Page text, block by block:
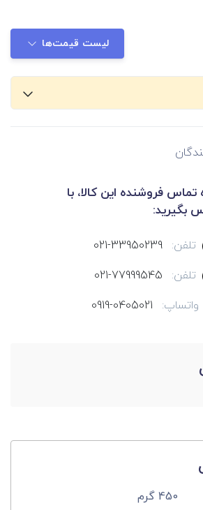
لیست قیمت‌ها
فروشنده این کالا، با
بگیرید:
تلفن:
021-33950239
تلفن:
021-77999545
واتساپ:
0919-0405021
450 گرم